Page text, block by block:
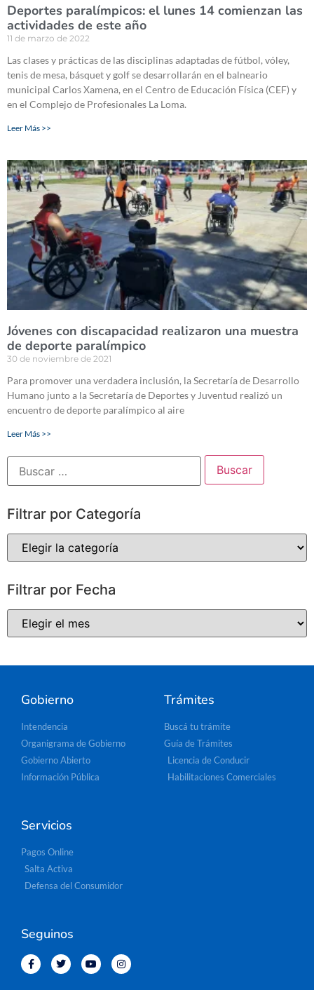
Deportes paralímpicos: el lunes 14 comienzan las
actividades de este año
11 de marzo de 2022
Las clases y prácticas de las disciplinas adaptadas de fútbol, vóley,
tenis de mesa, básquet y golf se desarrollarán en el balneario
municipal Carlos Xamena, en el Centro de Educación Física (CEF) y
en el Complejo de Profesionales La Loma.
Leer Más >>
Jóvenes con discapacidad realizaron una muestra
de deporte paralímpico
30 de noviembre de 2021
Para promover una verdadera inclusión, la Secretaría de Desarrollo
Humano junto a la Secretaría de Deportes y Juventud realizó un
encuentro de deporte paralímpico al aire
Leer Más >>
Filtrar por Categoría
Filtrar por Fecha
Gobierno
Intendencia
Organigrama de Gobierno
Gobierno Abierto
Información Pública
Trámites
Buscá tu trámite
Guía de Trámites
Licencia de Conducir
Habilitaciones Comerciales
Servicios
Pagos Online
Salta Activa
Defensa del Consumidor
Seguinos